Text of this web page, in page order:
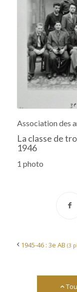
Association des
La classe de
1946
1 photo
1945-46 : 3e AB (3